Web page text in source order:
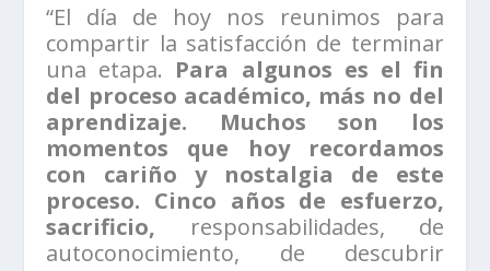
“El día de hoy nos reunimos para
compartir la satisfacción de terminar
una etapa. Para algunos es el fin
del proceso académico, más no del
aprendizaje. Muchos son los
momentos que hoy recordamos
con cariño y nostalgia de este
proceso. Cinco años de esfuerzo,
sacrificio, responsabilidades, de
autoconocimiento, de descubrir